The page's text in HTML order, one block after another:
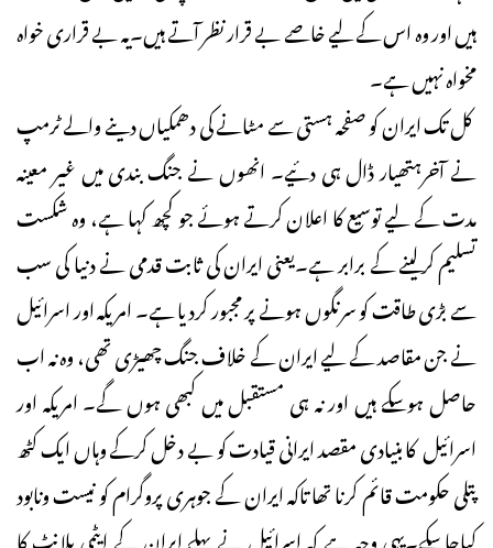
ہیں اور وہ اس کے لیے خاصے بے قرار نظر آتے ہیں۔یہ بے قراری خواہ
مخواہ نہیں ہے۔
کل تک ایران کو صفحہ ہستی سے مٹانے کی دھمکیاں دینے والے ٹرمپ
نے آخرہتھیار ڈال ہی دئیے۔ انھوں نے جنگ بندی میں غیر معینہ
مدت کے لیے توسیع کا اعلان کرتے ہوئے جو کچھ کہا ہے، وہ شکست
تسلیم کرلینے کے برابر ہے۔یعنی ایران کی ثابت قدمی نے دنیا کی سب
سے بڑی طاقت کو سرنگوں ہونے پر مجبور کردیا ہے۔ امریکہ اور اسرائیل
نے جن مقاصد کے لیے ایران کے خلاف جنگ چھیڑی تھی، وہ نہ اب
حاصل ہوسکے ہیں اور نہ ہی مستقبل میں کبھی ہوں گے۔ امریکہ اور
اسرائیل کا بنیادی مقصد ایرانی قیادت کو بے دخل کرکے وہاں ایک کٹھ
پتلی حکومت قائم کرنا تھا تاکہ ایران کے جوہری پروگرام کو نیست ونابود
کیاجاسکے۔یہی وجہ ہے کہ اسرائیل نے پہلے ایران کے ایٹمی پلانٹ کا